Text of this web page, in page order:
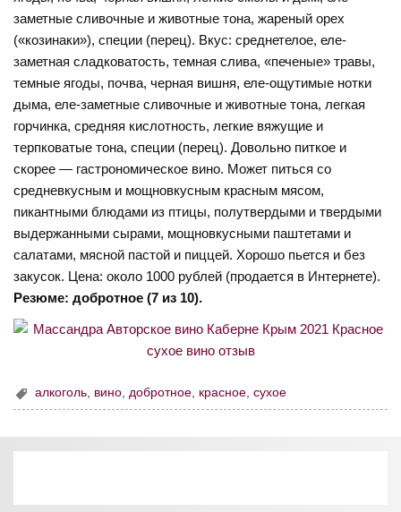
заметные сливочные и животные тона, жареный орех
(«козинаки»), специи (перец). Вкус: среднетелое, еле-
заметная сладковатость, темная слива, «печеные» травы,
темные ягоды, почва, черная вишня, еле-ощутимые нотки
дыма, еле-заметные сливочные и животные тона, легкая
горчинка, средняя кислотность, легкие вяжущие и
терпковатые тона, специи (перец). Довольно питкое и
скорее — гастрономическое вино. Может питься со
средневкусным и мощновкусным красным мясом,
пикантными блюдами из птицы, полутвердыми и твердыми
выдержанными сырами, мощновкусными паштетами и
салатами, мясной пастой и пиццей. Хорошо пьется и без
закусок. Цена: около 1000 рублей (продается в Интернете).
Резюме: добротное (7 из 10).
алкоголь, вино,добротное, красное,сухое